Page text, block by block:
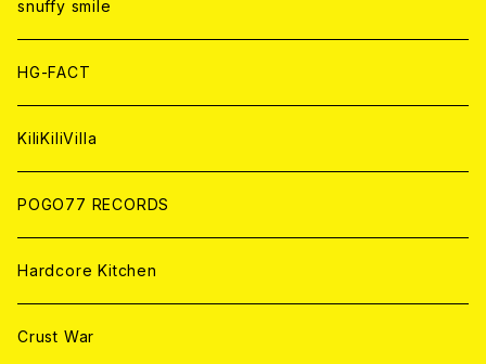
ANALOG
ANALOG
WORLD
CD
ANALOG
snuffy smile
HG-FACT
KiliKiliVilla
POGO77 RECORDS
Hardcore Kitchen
Crust War